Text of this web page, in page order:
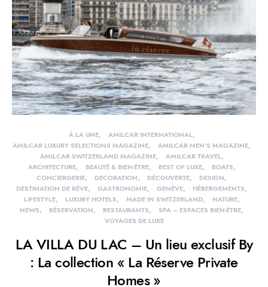
À LA UNE
AMILCAR INTERNATIONAL
AMILCAR LUXURY SELECTIONS MAGAZINE
AMILCAR MEN'S MAGAZINE
AMILCAR SWITZERLAND MAGAZINE
AMILCAR TRAVEL
ARCHITECTURE
BEAUTÉ & BIEN-ÊTRE BEST OF LUXE
BOATS
CONCIERGERIE
DECORATION DÉCOUVERTE
DESIGN
DESTINATION DE RÊVE
GASTRONOMIE GENÈVE
HÉBERGEMENTS
LIFESTYLE
LUXURY HOTELS MADE IN SWITZERLAND
NATURE
NEWS
RÉSERVATION RESTAURANTS
SPA – ESPACES BIEN-ÊTRE
VOYAGES DE LUXE
LA VILLA DU LAC – Un lieu exclusif By
: La collection « La Réserve Private
Homes »